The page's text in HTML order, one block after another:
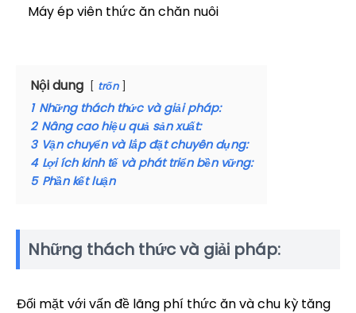
Máy ép viên thức ăn chăn nuôi
Nội dung trốn
1 Những thách thức và giải pháp:
2 Nâng cao hiệu quả sản xuất:
3 Vận chuyển và lắp đặt chuyên dụng:
4 Lợi ích kinh tế và phát triển bền vững:
5 Phần kết luận
Những thách thức và giải pháp:
Đối mặt với vấn đề lãng phí thức ăn và chu kỳ tăng